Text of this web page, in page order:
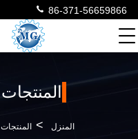
86-371-56659866
المنتجات
المنزل > المنتجات